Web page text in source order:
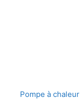
Pompe à chaleur